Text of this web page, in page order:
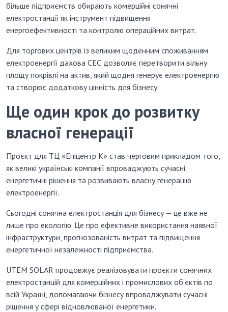
більше підприємств обирають комерційні сонячні
електростанції як інструмент підвищення
енергоефективності та контролю операційних витрат.
Для торгових центрів із великим щоденним споживанням
електроенергії дахова СЕС дозволяє перетворити вільну
площу покрівлі на актив, який щодня генерує електроенергію
та створює додаткову цінність для бізнесу.
Ще один крок до розвитку
власної генерації
Проєкт для ТЦ «Епіцентр К» став черговим прикладом того,
як великі українські компанії впроваджують сучасні
енергетичні рішення та розвивають власну генерацію
електроенергії.
Сьогодні сонячна електростанція для бізнесу — це вже не
лише про екологію. Це про ефективне використання наявної
інфраструктури, прогнозованість витрат та підвищення
енергетичної незалежності підприємства.
UTEM SOLAR продовжує реалізовувати проєкти сонячних
електростанцій для комерційних і промислових об'єктів по
всій Україні, допомагаючи бізнесу впроваджувати сучасні
рішення у сфері відновлюваної енергетики.